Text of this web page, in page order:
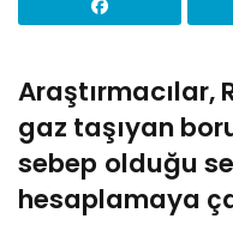
Araştırmacılar,
gaz taşıyan
sebep olduğu
hesaplamaya